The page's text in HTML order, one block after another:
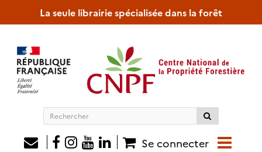
La seule librairie spécialisée dans la forêt
Rechercher
siteSe connecter